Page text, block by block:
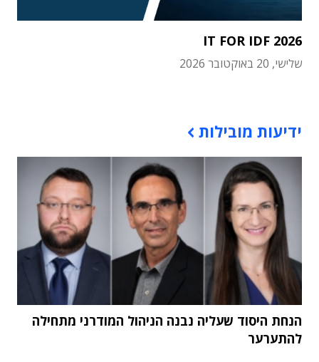
IT FOR IDF 2026
שלישי, 20 באוקטובר 2026
ידיעות מובילות
הנחת היסוד שעליה נבנה הניהול המודרני מתחילה
להתערער